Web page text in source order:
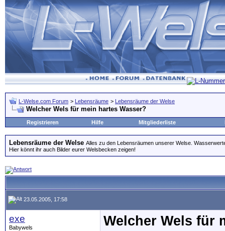
L-Welse.com Forum > Lebensräume > Lebensräume der Welse
Welcher Wels für mein hartes Wasser?
Registrieren Hilfe Mitgliederliste
Lebensräume der Welse Alles zu den Lebensräumen unserer Welse.
Hier könnt ihr auch Bilder eurer Welsbecken zeigen!
23.05.2005, 17:58
exe
Babywels
Welcher Wels für